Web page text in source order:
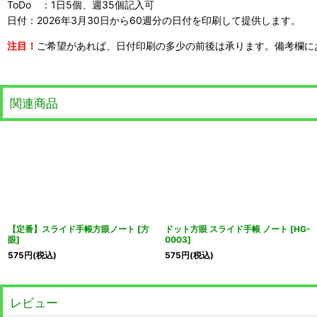
ToDo ：1日5個、週35個記入可
日付：2026年3月30日から60週分の日付を印刷して提供します。
注目！ ご希望があれば、日付印刷の多少の前後は承ります。備考欄に
関連商品
【定番】スライド手帳方眼ノート [方
眼]
575円(税込)
ドット方眼 スライド手帳 ノート [HG-
0003]
575円(税込)
レビュー